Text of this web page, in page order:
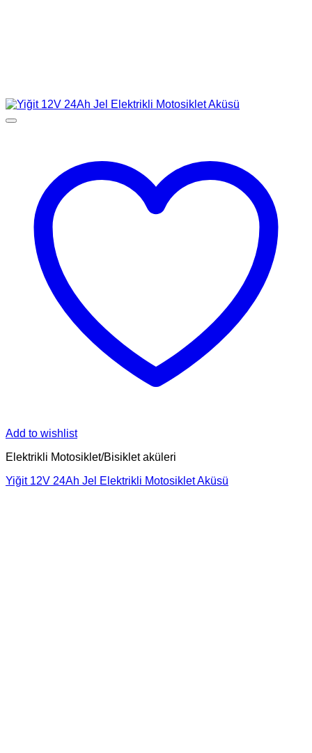
Add to wishlist
Elektrikli Motosiklet/Bisiklet aküleri
Yiğit 12V 24Ah Jel Elektrikli Motosiklet Aküsü